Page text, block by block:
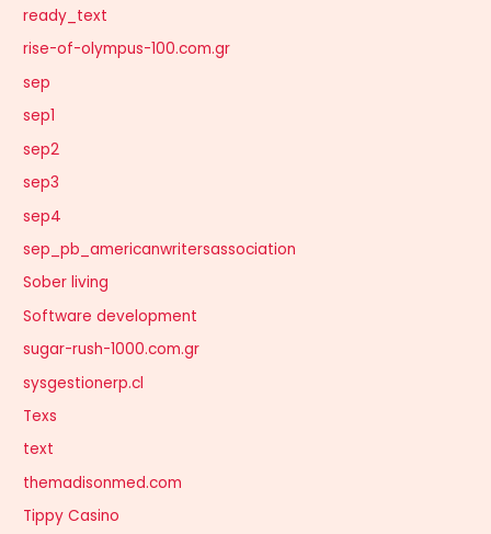
ready_text
rise-of-olympus-100.com.gr
sep
sep1
sep2
sep3
sep4
sep_pb_americanwritersassociation
Sober living
Software development
sugar-rush-1000.com.gr
sysgestionerp.cl
Texs
text
themadisonmed.com
Tippy Casino